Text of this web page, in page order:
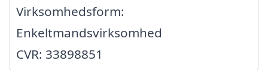
Virksomhedsform:
Enkeltmandsvirksomhed
CVR: 33898851